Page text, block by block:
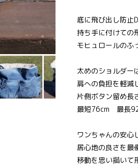
底に飛び出し防止
持ち手に付けて
モヒュロールのふ
太めのショルダー
肩への負担を軽減
片側ボタン留め長
最短76cm 最長
ワンちゃんの安心
居心地の良さを最
移動を思い描いて